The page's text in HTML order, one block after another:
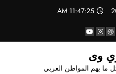
11:47:26 AM
وى
ما يهم المواطن العربي